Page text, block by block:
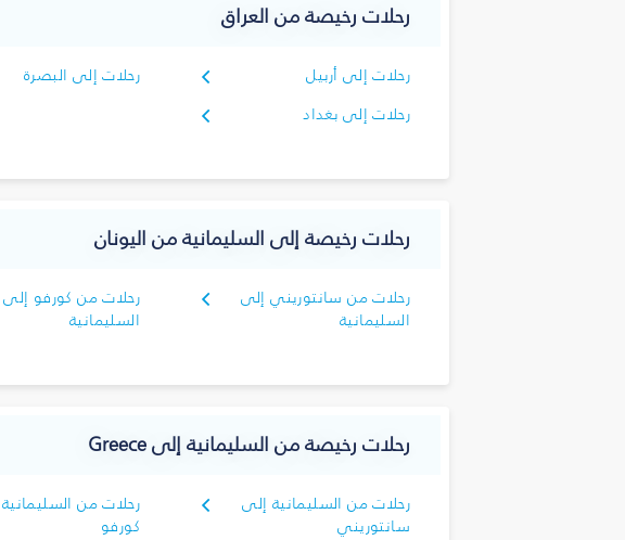
رحلات رخيصة من العراق
رحلات إلى أربيل رحلات إلى البصرة‎
رحلات إلى بغداد
رحلات رخيصة إلى السليمانية‎ من اليونان
رحلات من سانتوريني إلى
السليمانية‎
رحلات من كورفو إلى
السليمانية‎
رحلات رخيصة من السليمانية‎ إلى Greece
رحلات من السليمانية‎ إلى
سانتوريني
كورفو